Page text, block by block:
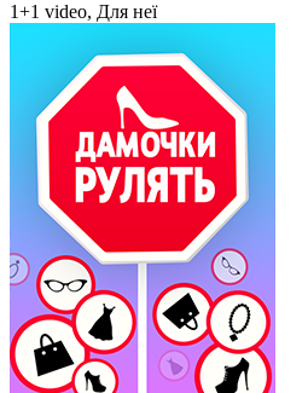
1+1 video, Для неї